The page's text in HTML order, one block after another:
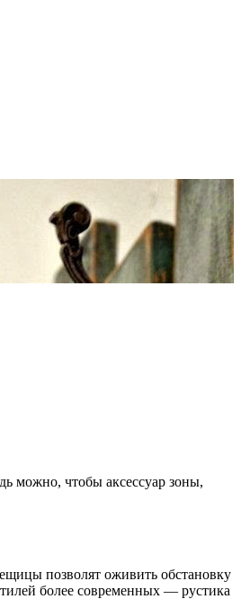
можно, чтобы аксессуар зоны,
позволят оживить обстановку
более современных — рустика